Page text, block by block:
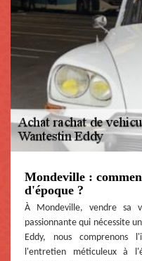
Mondeville :
d'époque ?
À Mondeville, vendre sa
passionnante qui nécessite
Eddy, nous comprenons
l'entretien méticuleux à